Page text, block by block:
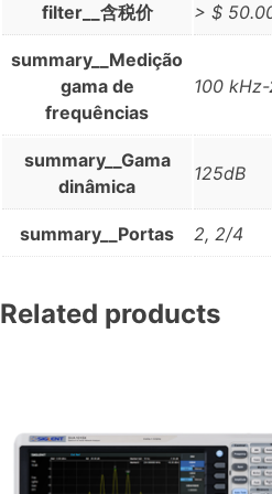
filter__含税价 > $
summary__Medição
gama de
frequências
100
summary__Gama
dinâmica
125dB
summary__Portas 2, 2/4
Related products